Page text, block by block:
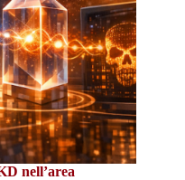
nell’area